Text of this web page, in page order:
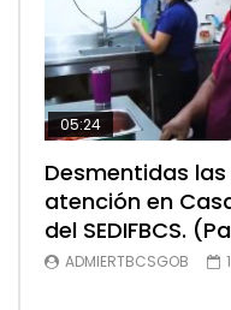
05:24
Desmentidas
atención en
del SEDIFBCS.
ADMIERTBCSGOB
04:28
Desmentidas
atención en
del SEDIFBCS.
ADMIERTBCSGOB
05:48
Desmentidas
atención en
del SEDIFBCS
ADMIERTBCSGOB